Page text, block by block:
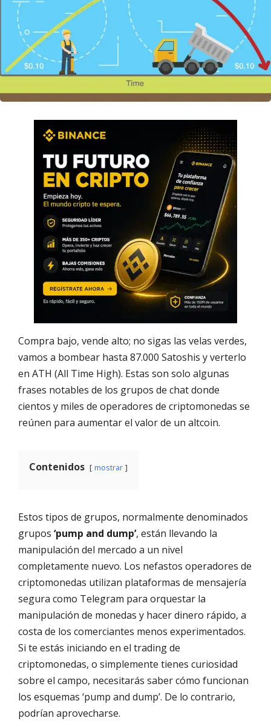
Compra bajo, vende alto; no sigas las velas verdes,
vamos a bombear hasta 87.000 Satoshis y verterlo
en ATH (All Time High). Estas son solo algunas
frases notables de los grupos de chat donde
cientos y miles de operadores de criptomonedas se
reúnen para aumentar el valor de un altcoin.
Contenidos mostrar
Estos tipos de grupos, normalmente denominados
grupos ‘pump and dump’, están llevando la
manipulación del mercado a un nivel
completamente nuevo. Los nefastos operadores de
criptomonedas utilizan plataformas de mensajería
segura como Telegram para orquestar la
manipulación de monedas y hacer dinero rápido, a
costa de los comerciantes menos experimentados.
Si te estás iniciando en el trading de
criptomonedas, o simplemente tienes curiosidad
sobre el campo, necesitarás saber cómo funcionan
los esquemas ‘pump and dump’. De lo contrario,
podrían aprovecharse.